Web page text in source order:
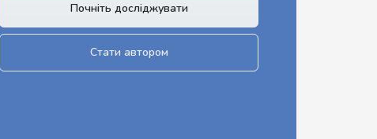
Почніть досліджувати
Стати автором